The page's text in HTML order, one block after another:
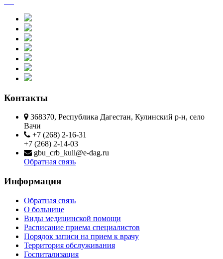
Контакты
368370, Республика Дагестан, Кулинский р-н, село
Вачи
+7 (268) 2-16-31
+7 (268) 2-14-03
gbu_crb_kuli@e-dag.ru
Обратная связь
Информация
Обратная связь
О больнице
Виды медицинской помощи
Расписание приема специалистов
Порядок записи на прием к врачу
Территория обслуживания
Госпитализация